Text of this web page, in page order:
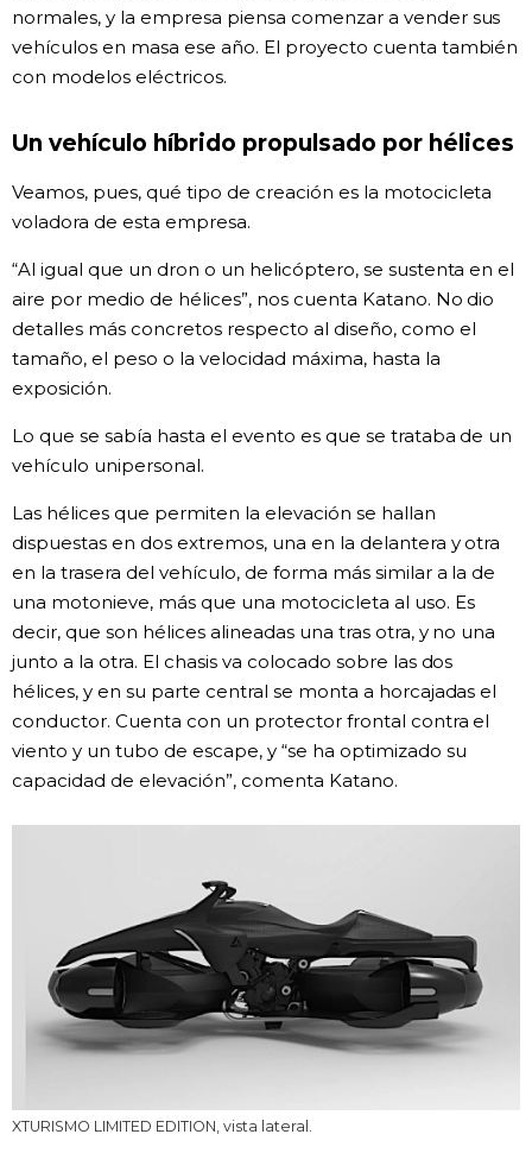
normales, y la empresa piensa comenzar a vender sus
vehículos en masa ese año. El proyecto cuenta también
con modelos eléctricos.
Un vehículo híbrido propulsado por hélices
Veamos, pues, qué tipo de creación es la motocicleta
voladora de esta empresa.
“Al igual que un dron o un helicóptero, se sustenta en el
aire por medio de hélices”, nos cuenta Katano. No dio
detalles más concretos respecto al diseño, como el
tamaño, el peso o la velocidad máxima, hasta la
exposición.
Lo que se sabía hasta el evento es que se trataba de un
vehículo unipersonal.
Las hélices que permiten la elevación se hallan
dispuestas en dos extremos, una en la delantera y otra
en la trasera del vehículo, de forma más similar a la de
una motonieve, más que una motocicleta al uso. Es
decir, que son hélices alineadas una tras otra, y no una
junto a la otra. El chasis va colocado sobre las dos
hélices, y en su parte central se monta a horcajadas el
conductor. Cuenta con un protector frontal contra el
viento y un tubo de escape, y “se ha optimizado su
capacidad de elevación”, comenta Katano.
XTURISMO LIMITED EDITION, vista lateral.